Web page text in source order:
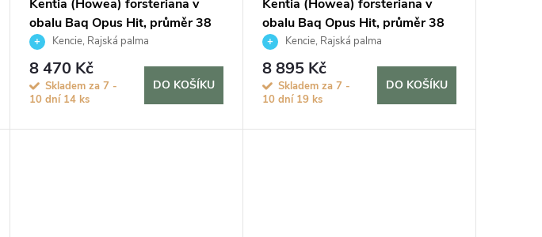
Kentia (Howea) forsteriana v
obalu Baq Opus Hit, průměr 38
cm Kencie, Rajská palma
8 470 Kč
Skladem za 7 -
10 dní 14 ks
DO KOŠÍKU
Kentia (Howea) forsteriana v
obalu Baq Opus Hit, průměr 38
cm Kencie, Rajská palma
8 895 Kč
Skladem za 7 -
10 dní 19 ks
DO KOŠÍKU